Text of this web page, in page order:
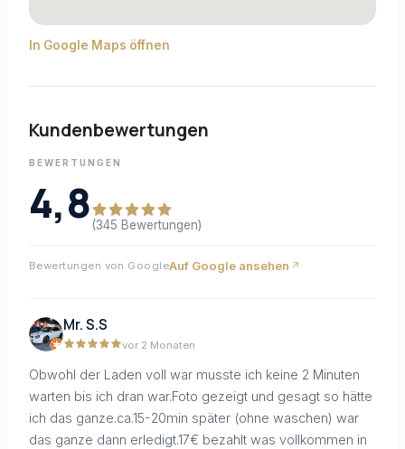
In Google Maps öffnen
Kundenbewertungen
BEWERTUNGEN
4,8 (345 Bewertungen)
Bewertungen von GoogleAuf Google ansehen
Mr. S.S
vor 2 Monaten
Obwohl der Laden voll war musste ich keine 2 Minuten
warten bis ich dran war.Foto gezeigt und gesagt so hätte
ich das ganze.ca.15-20min später (ohne waschen) war
das ganze dann erledigt.17€ bezahlt was vollkommen in